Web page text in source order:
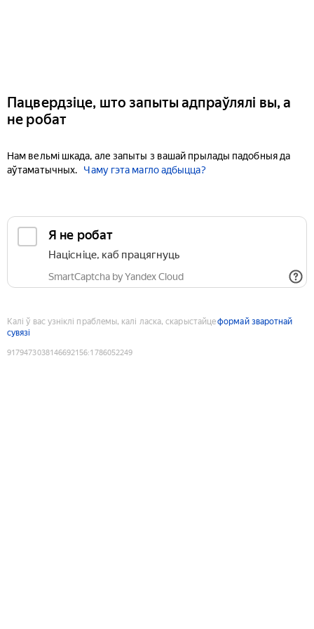
Пацвердзіце, што запыты адпраўлялі вы, а
не робат
Нам вельмі шкада, але запыты з вашай прылады падобныя да
аўтаматычных.
Чаму гэта магло адбыцца?
Я не робат
Націсніце, каб працягнуць
SmartCaptcha by Yandex Cloud
Калі ў вас узніклі праблемы, калі ласка, скарыстайцеформай зваротнай
сувязі
9179473038146692156:1786052249